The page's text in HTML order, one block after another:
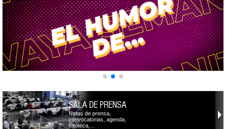
SALA DE PRENSA
Notas de prensa,
convocatorias, agenda,
fototeca,…